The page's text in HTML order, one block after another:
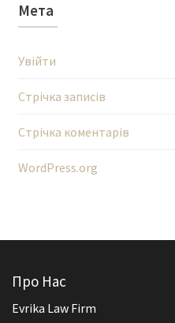
Мета
Увійти
Стрічка записів
Стрічка коментарів
WordPress.org
Про Нас
Evrika Law Firm